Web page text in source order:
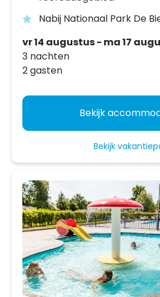
Nabij Nationaal Park De
vr 14 augustus - ma 17
3 nachten
2 gasten
Bekijk
Bekijk